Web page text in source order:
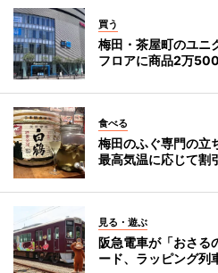
買う
梅田・茶屋町のユ
フロアに商品2万
食べる
梅田のふぐ専門の立
最高気温に応じて割
見る・遊ぶ
阪急電車が「おさ
ード、ラッピング列